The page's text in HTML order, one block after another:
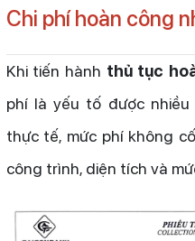
Chi phí hoàn công
Khi tiến hành thủ tục
phí là yếu tố được
thực tế, mức phí không
công trình, diện tích và